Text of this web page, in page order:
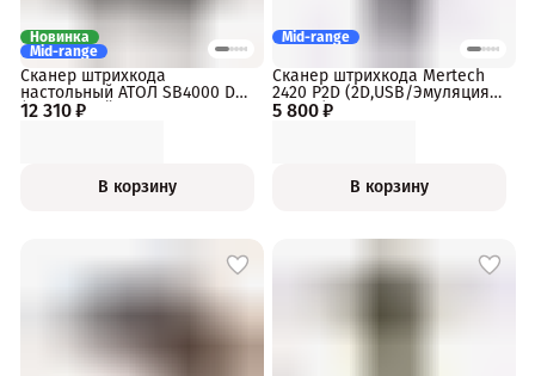
Новинка
Mid-range
12 310 ₽
Сканер штрихкода
настольный АТОЛ SB4000 D
(2D, черный, USB, упаковка 1
В корзину
Mid-range
5 800 ₽
Сканер штрихкода Mertech
2420 P2D (2D,USB/Эмуляция
RS-232)
В корзину